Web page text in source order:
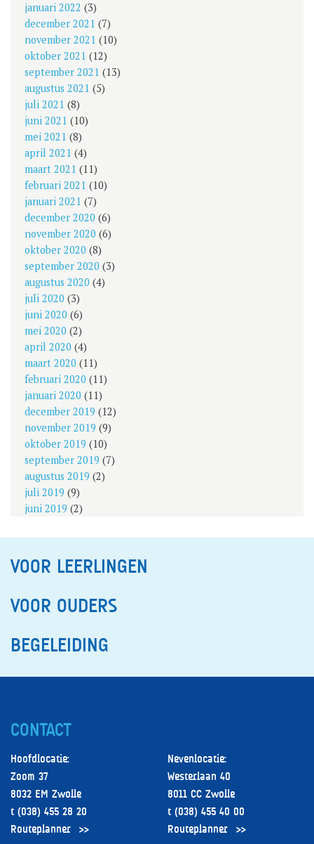
januari 2022 (3)
december 2021 (7)
november 2021 (10)
oktober 2021 (12)
september 2021 (13)
augustus 2021 (5)
juli 2021 (8)
juni 2021 (10)
mei 2021 (8)
april 2021 (4)
maart 2021 (11)
februari 2021 (10)
januari 2021 (7)
december 2020 (6)
november 2020 (6)
oktober 2020 (8)
september 2020 (3)
augustus 2020 (4)
juli 2020 (3)
juni 2020 (6)
mei 2020 (2)
april 2020 (4)
maart 2020 (11)
februari 2020 (11)
januari 2020 (11)
december 2019 (12)
november 2019 (9)
oktober 2019 (10)
september 2019 (7)
augustus 2019 (2)
juli 2019 (9)
juni 2019 (2)
VOOR LEERLINGEN
VOOR OUDERS
BEGELEIDING
CONTACT
Hoofdlocatie:
Zoom 37
8032 EM Zwolle
t (038) 455 28 20
Routeplanner
Nevenlocatie:
Westerlaan 40
8011 CC Zwolle
t (038) 455 40 00
Routeplanner